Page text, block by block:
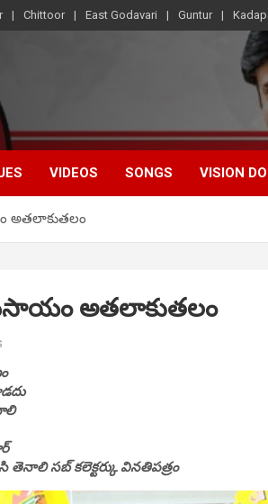
Chittoor East Godavari Guntur
VIDEOS SONGS VISION
అతలాకుతలం
అతలాకుతలం
సబ్ కలెక్టర్కు వినతిపత్రం